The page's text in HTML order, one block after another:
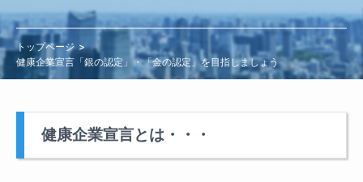
トップページ
健康企業宣言「銀の認定」・「金の認定」を目指しましょう
健康企業宣言とは・・・